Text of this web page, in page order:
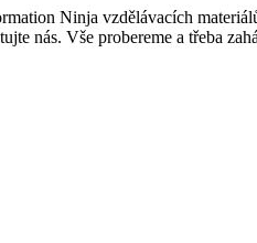
Ninja vzdělávacích
nás. Vše probereme a třeba